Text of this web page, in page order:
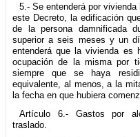
5.- Se entenderá por
este Decreto, la edificación
de la persona damnificada
superior a seis meses y un
entenderá que la vivienda es
ocupación de la misma por
siempre que se haya
equivalente, al menos, a la
la fecha en que hubiera
Artículo 6.- Gastos por
traslado.